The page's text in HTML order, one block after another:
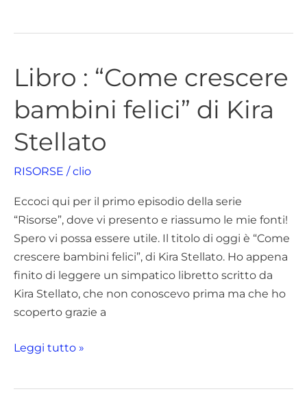
Libro : “Come crescere
bambini felici” di Kira
Stellato
RISORSE /clio
Eccoci qui per il primo episodio della serie
“Risorse”, dove vi presento e riassumo le mie fonti!
Spero vi possa essere utile. Il titolo di oggi è “Come
crescere bambini felici”, di Kira Stellato. Ho appena
finito di leggere un simpatico libretto scritto da
Kira Stellato, che non conoscevo prima ma che ho
scoperto grazie a
Libro
“Come
bambini
Kira
Stellato
Leggi tutto »